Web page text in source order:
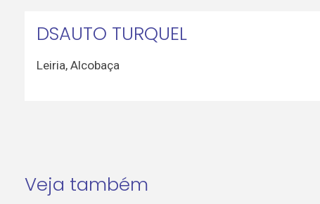
DSAUTO TURQUEL
Leiria, Alcobaça
Veja também